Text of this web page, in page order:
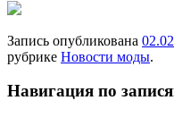
Запись опубликована
рубрике Новости моды.
Навигация по